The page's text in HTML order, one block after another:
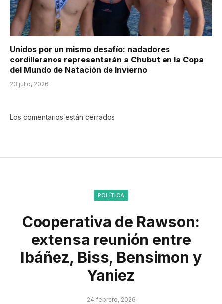
Unidos por un mismo desafío: nadadores
cordilleranos representarán a Chubut en la Copa
del Mundo de Natación de Invierno
23 julio, 2026
Los comentarios están cerrados
POLÍTICA
Cooperativa de Rawson:
extensa reunión entre
Ibáñez, Biss, Bensimon y
Yaniez
24 febrero, 2026